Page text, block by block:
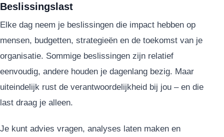
Beslissingslast
Elke dag neem je beslissingen die impact hebben op
mensen, budgetten, strategieën en de toekomst van je
organisatie. Sommige beslissingen zijn relatief
eenvoudig, andere houden je dagenlang bezig. Maar
uiteindelijk rust de verantwoordelijkheid bij jou – en die
last draag je alleen.
Je kunt advies vragen, analyses laten maken en